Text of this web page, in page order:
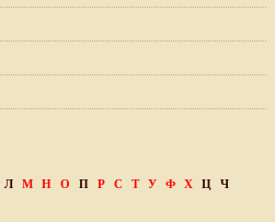
Л М Н О П Р С Т У Ф Х Ц
Ч